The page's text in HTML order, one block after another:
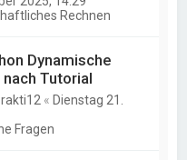
Rechnen
Dynamische
Tutorial
« Dienstag 21.
Fragen